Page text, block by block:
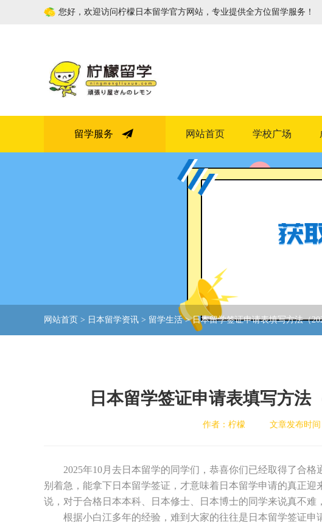
您好，欢迎访问柠檬日本留学官方网站，专业提供全方位留学服务！
留学服务 网站首页 学校广场
网站首页 > 日本留学资讯 > 留学生活 > 日本留学签证申请表填写方法（
日本留学签证申请表填写方法
作者：柠檬 文章发布时间
2025年10月去日本留学的同学们，恭喜你们已经取得了合格
别着急，能拿下日本留学签证，才意味着日本留学申请的真正迎
说，对于合格日本本科、日本修士、日本博士的同学来说真不难
根据小白江多年的经验，难到大家的往往是日本留学签证申